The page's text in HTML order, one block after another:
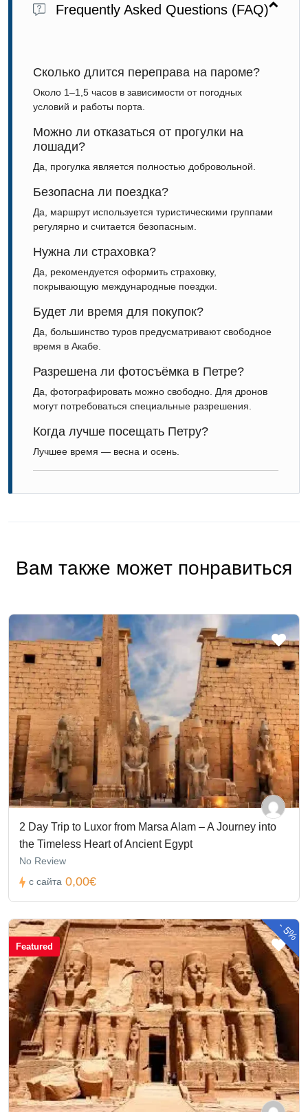
Frequently Asked Questions (FAQ)
Сколько длится переправа на пароме?
Около 1–1,5 часов в зависимости от погодных
условий и работы порта.
Можно ли отказаться от прогулки на
лошади?
Да, прогулка является полностью добровольной.
Безопасна ли поездка?
Да, маршрут используется туристическими группами
регулярно и считается безопасным.
Нужна ли страховка?
Да, рекомендуется оформить страховку,
покрывающую международные поездки.
Будет ли время для покупок?
Да, большинство туров предусматривают свободное
время в Акабе.
Разрешена ли фотосъёмка в Петре?
Да, фотографировать можно свободно. Для дронов
могут потребоваться специальные разрешения.
Когда лучше посещать Петру?
Лучшее время — весна и осень.
Вам также может понравиться
2 Day Trip to Luxor from Marsa Alam – A Journey into
the Timeless Heart of Ancient Egypt
No Review
с сайта 0,00€
-5%
Featured